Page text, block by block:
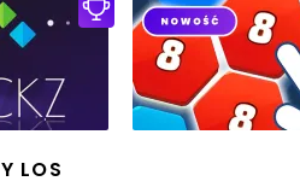
LOS